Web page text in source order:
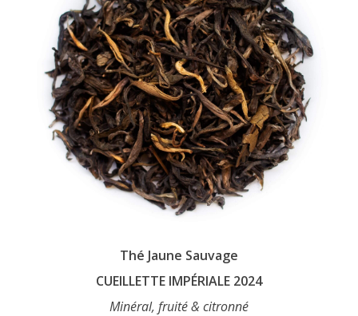
Thé Jaune Sauvage
CUEILLETTE IMPÉRIALE 2024
Minéral, fruité & citronné